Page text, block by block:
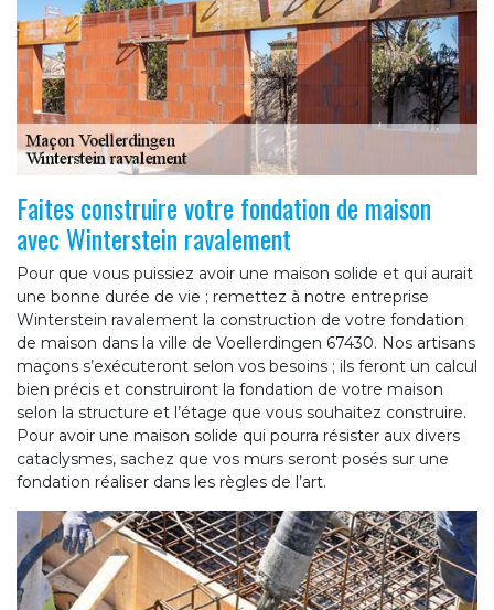
Faites construire votre fondation de maison
avec Winterstein ravalement
Pour que vous puissiez avoir une maison solide et qui aurait
une bonne durée de vie ; remettez à notre entreprise
Winterstein ravalement la construction de votre fondation
de maison dans la ville de Voellerdingen 67430. Nos artisans
maçons s’exécuteront selon vos besoins ; ils feront un calcul
bien précis et construiront la fondation de votre maison
selon la structure et l’étage que vous souhaitez construire.
Pour avoir une maison solide qui pourra résister aux divers
cataclysmes, sachez que vos murs seront posés sur une
fondation réaliser dans les règles de l’art.